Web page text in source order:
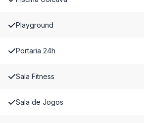
Playground
Portaria 24h
Sala Fitness
Sala de Jogos